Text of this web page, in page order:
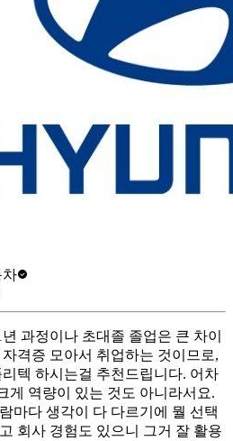
차
과정이나 초대졸 졸업은 큰 차이
격증 모아서 취업하는 것이므로,
텍 하시는걸 추천드립니다. 어차
게 역량이 있는 것도 아니라서요.
마다 생각이 다 다르기에 뭘 선택
회사 경험도 있으니 그거 잘 활용